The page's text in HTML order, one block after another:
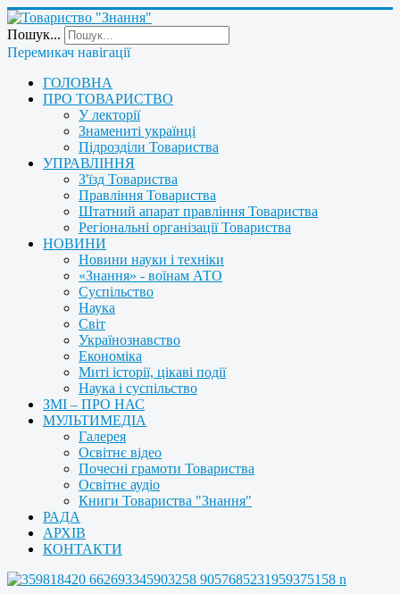
Пошук...
Перемикач навігації
ГОЛОВНА
ПРО ТОВАРИСТВО
У лекторії
Знамениті українці
Підрозділи Товариства
УПРАВЛІННЯ
З'їзд Товариства
Правління Товариства
Штатний апарат правління Товариства
Регіональні організації Товариства
НОВИНИ
Новини науки і техніки
«Знання» - воїнам АТО
Суспільство
Наука
Світ
Українознавство
Економіка
Миті історії, цікаві події
Наука і суспільство
ЗМІ – ПРО НАС
МУЛЬТИМЕДІА
Галерея
Освітнє відео
Почесні грамоти Товариства
Освітнє аудіо
Книги Товариства "Знання"
РАДА
АРХІВ
КОНТАКТИ